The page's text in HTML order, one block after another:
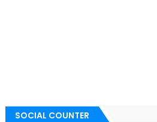
SOCIAL COUNTER